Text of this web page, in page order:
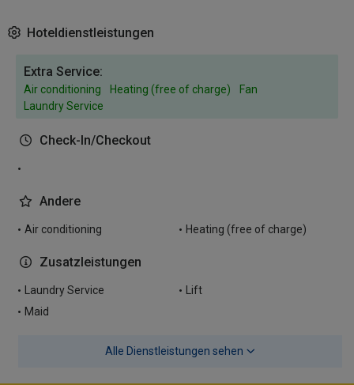
Hoteldienstleistungen
Extra Service:
Air conditioning Heating (free of charge)
Fan
Laundry Service
Check-In/Checkout
Andere
Air conditioning Heating (free of charge)
Zusatzleistungen
Laundry Service
Lift
Maid
Alle Dienstleistungen sehen